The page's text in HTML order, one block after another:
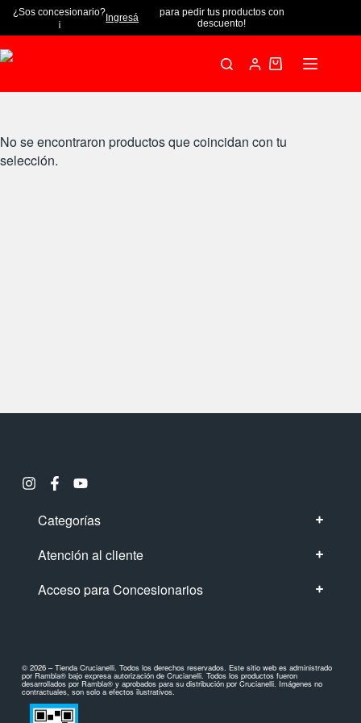
¿Sos concesionario?
¡
Ingresá
para pedir tus productos con
descuento!
No se encontraron productos que coincidan con tu
selección.
Categorías
Atención al cliente
Acceso para Concesionarios
© 2026 – Tienda Crucianelli. Todos los derechos reservados. Este sitio web es administrado
por Rambla® bajo expresa autorización de Crucianelli. Todos los productos fueron
desarrollados por Rambla® y aprobados para su distribución por Crucianelli. Imágenes no
contractuales, son solo a efectos ilustrativos.